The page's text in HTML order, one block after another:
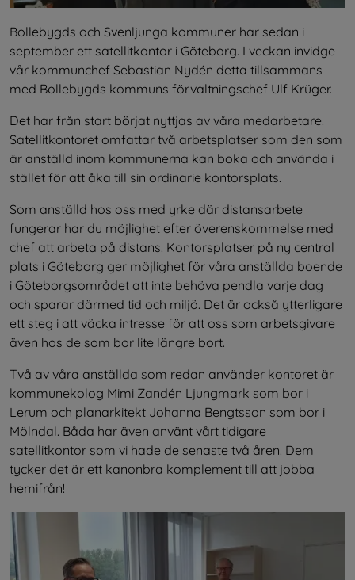
Bollebygds och Svenljunga kommuner har sedan i
september ett satellitkontor i Göteborg. I veckan invidge
vår kommunchef Sebastian Nydén detta tillsammans
med Bollebygds kommuns förvaltningschef Ulf Krüger.
Det har från start börjat nyttjas av våra medarbetare.
Satellitkontoret omfattar två arbetsplatser som den som
är anställd inom kommunerna kan boka och använda i
stället för att åka till sin ordinarie kontorsplats.
Som anställd hos oss med yrke där distansarbete
fungerar har du möjlighet efter överenskommelse med
chef att arbeta på distans. Kontorsplatser på ny central
plats i Göteborg ger möjlighet för våra anställda boende
i Göteborgsområdet att inte behöva pendla varje dag
och sparar därmed tid och miljö. Det är också ytterligare
ett steg i att väcka intresse för att oss som arbetsgivare
även hos de som bor lite längre bort.
Två av våra anställda som redan använder kontoret är
kommunekolog Mimi Zandén Ljungmark som bor i
Lerum och planarkitekt Johanna Bengtsson som bor i
Mölndal. Båda har även använt vårt tidigare
satellitkontor som vi hade de senaste två åren. Dem
tycker det är ett kanonbra komplement till att jobba
hemifrån!